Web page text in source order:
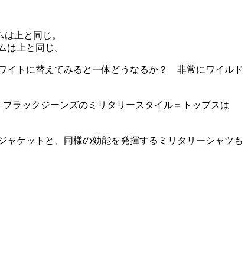
は上と同じ。
イトに替えてみると一体どうなるか？ 非常にワイルド
ラックジーンズのミリタリースタイル＝トップスは
ケットと、同様の効能を発揮するミリタリーシャツも